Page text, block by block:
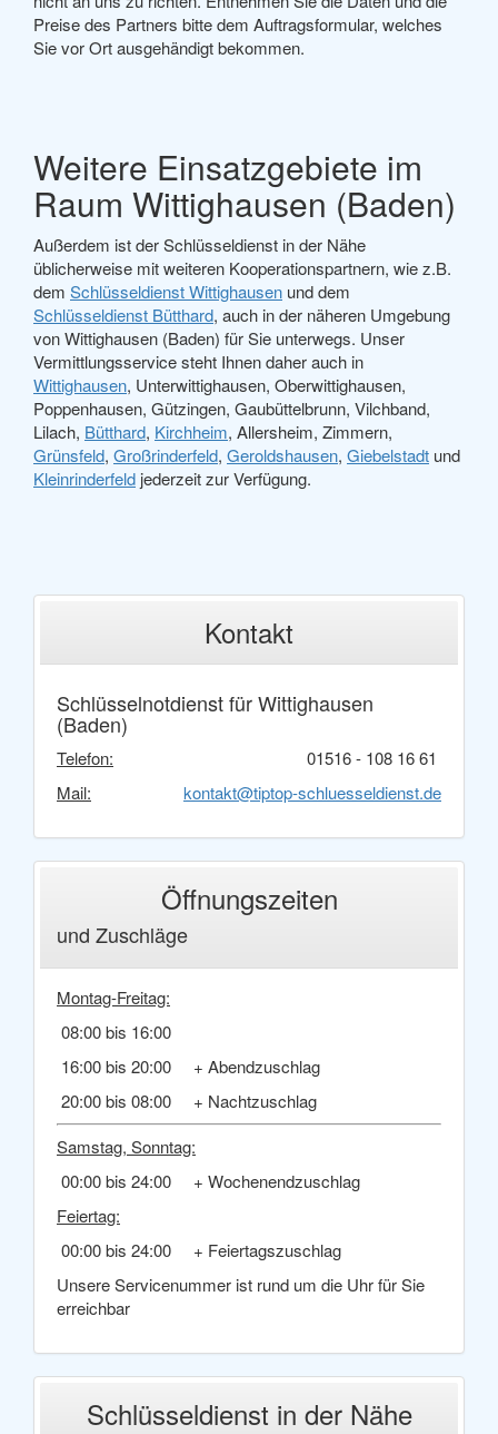
Preise des Partners bitte dem Auftragsformular, welches
Sie vor Ort ausgehändigt bekommen.
Weitere Einsatzgebiete im
Raum Wittighausen (Baden)
Außerdem ist der Schlüsseldienst in der Nähe
üblicherweise mit weiteren Kooperationspartnern, wie z.B.
dem Schlüsseldienst Wittighausen und dem
Schlüsseldienst Bütthard, auch in der näheren Umgebung
von Wittighausen (Baden) für Sie unterwegs. Unser
Vermittlungsservice steht Ihnen daher auch in
Wittighausen, Unterwittighausen, Oberwittighausen,
Poppenhausen, Gützingen, Gaubüttelbrunn, Vilchband,
Lilach, Bütthard, Kirchheim, Allersheim, Zimmern,
Grünsfeld, Großrinderfeld, Geroldshausen, Giebelstadt und
Kleinrinderfeld jederzeit zur Verfügung.
Kontakt
Schlüsselnotdienst für Wittighausen
(Baden)
Telefon:
01516 - 108 16 61
Mail:
kontakt@tiptop-schluesseldienst.de
Öffnungszeiten
und Zuschläge
Montag-Freitag:
08:00 bis 16:00
16:00 bis 20:00 + Abendzuschlag
20:00 bis 08:00 + Nachtzuschlag
Samstag, Sonntag:
00:00 bis 24:00 + Wochenendzuschlag
Feiertag:
00:00 bis 24:00 + Feiertagszuschlag
Unsere Servicenummer ist rund um die Uhr für Sie
erreichbar
Schlüsseldienst in der Nähe